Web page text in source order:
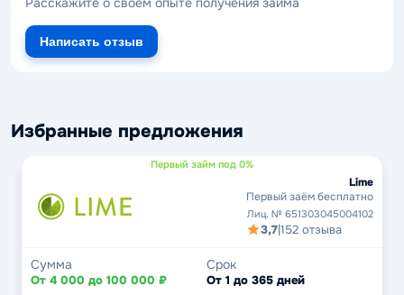
Написать отзыв
Избранные предложения
Первый займ под 0%
Lime
Первый заём бесплатно
Лиц. № 651303045004102
3,7|152 отзыва
Сумма
От 4 000 до 100 000 ₽
Срок
От 1 до 365 дней